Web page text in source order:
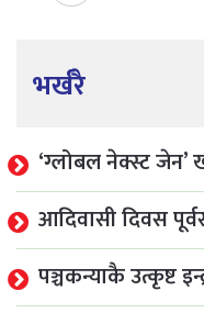
भर्खरै
‘ग्लोबल नेक्स्ट जेन’
आदिवासी दिवस
पञ्चकन्याकै उत्कृष्ट